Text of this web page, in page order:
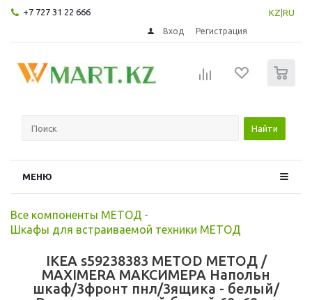
+7 727 31 22 666 KZ RU
Вход Регистрация
Найти
МЕНЮ
Все компоненты МЕТОД -
Шкафы для встраиваемой техники МЕТОД
IKEA s59238383 METOD МЕТОД /
MAXIMERA МАКСИМЕРА Напольн
шкаф/3фронт пнл/3ящика - белый/